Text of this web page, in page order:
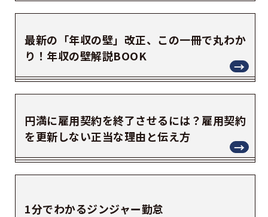
最新の「年収の壁」改正、この一冊で丸わか
り！年収の壁解説BOOK
円満に雇用契約を終了させるには？雇用契約
を更新しない正当な理由と伝え方
1分でわかるジンジャー勤怠